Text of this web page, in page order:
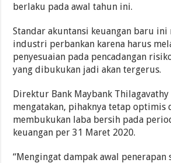
berlaku pada awal tahun ini.
Standar akuntansi keuangan baru
industri perbankan karena harus
penyesuaian pada pencadangan
yang dibukukan jadi akan tergerus.
Direktur Bank Maybank Thilagavathy
mengatakan, pihaknya tetap optimis
membukukan laba bersih pada
keuangan per 31 Maret 2020.
“Mengingat dampak awal penerapan